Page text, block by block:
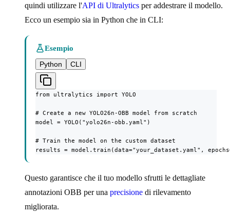
quindi utilizzare l'API di Ultralytics per addestrare il modello.
Ecco un esempio sia in Python che in CLI:
Esempio
Python
CLI
from ultralytics import YOLO
# Create a new YOLO26n-OBB model from scratch
model = YOLO("yolo26n-obb.yaml")
# Train the model on the custom dataset
results = model.train(data="your_dataset.yaml",
Questo garantisce che il tuo modello sfrutti le dettagliate
annotazioni OBB per una precisione di rilevamento
migliorata.